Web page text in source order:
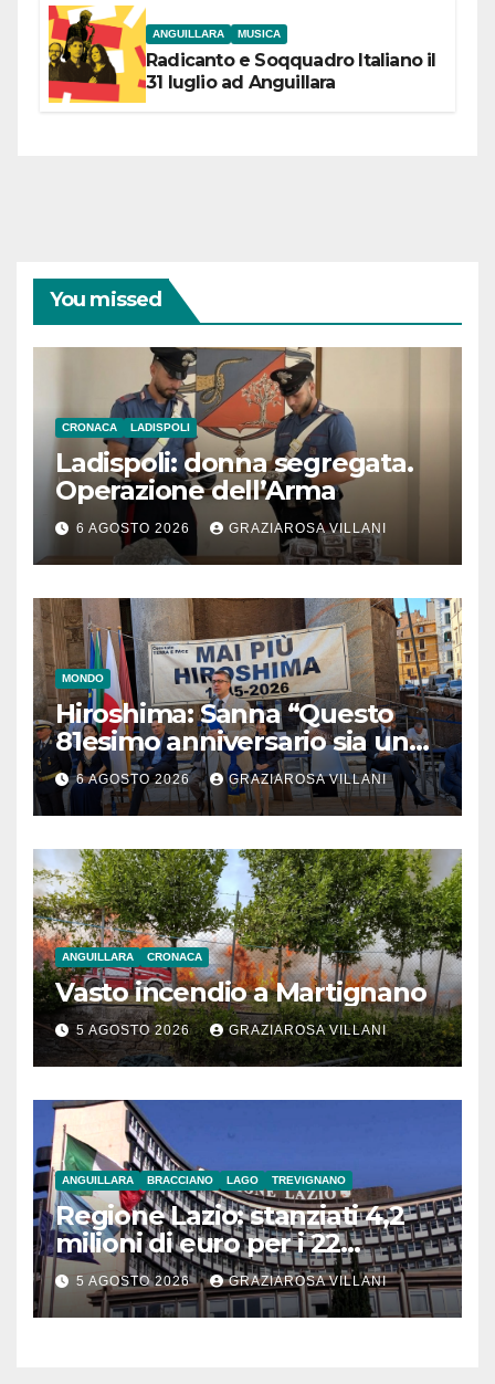
ANGUILLARA MUSICA
Radicanto e Soqquadro Italiano il
31 luglio ad Anguillara
You missed
CRONACA LADISPOLI
Ladispoli: donna segregata.
Operazione dell’Arma
6 AGOSTO 2026 GRAZIAROSA VILLANI
MONDO
Hiroshima: Sanna “Questo
81esimo anniversario sia un
monito per tutti”
6 AGOSTO 2026 GRAZIAROSA VILLANI
ANGUILLARA CRONACA
Vasto incendio a Martignano
5 AGOSTO 2026 GRAZIAROSA VILLANI
ANGUILLARA BRACCIANO LAGO TREVIGNANO
Regione Lazio: stanziati 4,2
milioni di euro per i 22
Comuni dell’Etruria
Meridionale
5 AGOSTO 2026 GRAZIAROSA VILLANI